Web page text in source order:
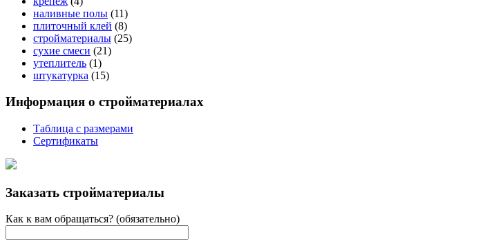
наливные полы (11)
плиточный клей (8)
стройматериалы (25)
сухие смеси (21)
утеплитель (1)
штукатурка (15)
Информация о стройматериалах
Таблица с размерами
Сертификаты
Заказать стройматериалы
Как к вам обращаться? (обязательно)